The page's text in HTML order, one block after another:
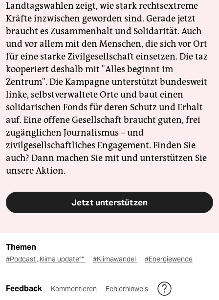
Landtagswahlen zeigt, wie stark rechtsextreme
Kräfte inzwischen geworden sind. Gerade jetzt
braucht es Zusammenhalt und Solidarität. Auch
und vor allem mit den Menschen, die sich vor Ort
für eine starke Zivilgesellschaft einsetzen. Die taz
kooperiert deshalb mit "Alles beginnt im
Zentrum". Die Kampagne unterstützt bundesweit
linke, selbstverwaltete Orte und baut einen
solidarischen Fonds für deren Schutz und Erhalt
auf. Eine offene Gesellschaft braucht guten, frei
zugänglichen Journalismus – und
zivilgesellschaftliches Engagement. Finden Sie
auch? Dann machen Sie mit und unterstützen Sie
unsere Aktion.
Jetzt unterstützen
Themen
#Podcast „klima update°“ #Klimawandel #Energiewende
Feedback Kommentieren Fehlerhinweis